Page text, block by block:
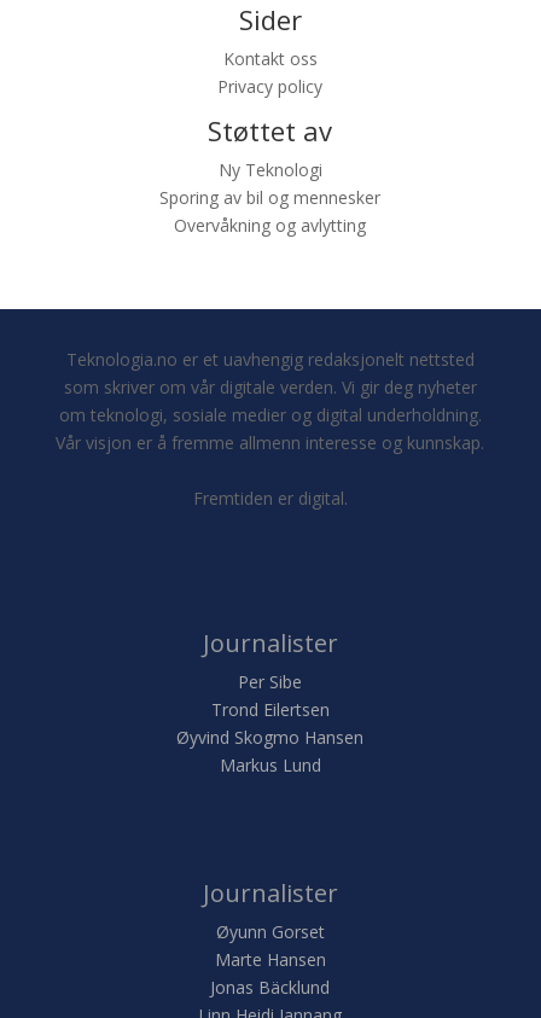
Sider
Kontakt oss
Privacy policy
Støttet av
Ny Teknologi
Sporing av bil og mennesker
Overvåkning og avlytting
Teknologia.no er et uavhengig redaksjonelt nettsted
som skriver om vår digitale verden. Vi gir deg nyheter
om teknologi, sosiale medier og digital underholdning.
Vår visjon er å fremme allmenn interesse og kunnskap.
Fremtiden er digital.
Journalister
Per Sibe
Trond Eilertsen
Øyvind Skogmo Hansen
Markus Lund
Journalister
Øyunn Gorset
Marte Hansen
Jonas Bäcklund